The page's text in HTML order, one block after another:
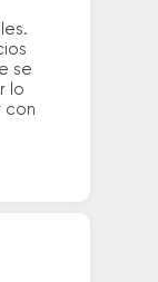
se
lo
con